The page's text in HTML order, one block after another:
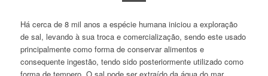
Há cerca de 8 mil anos a espécie humana iniciou a exploração
de sal, levando à sua troca e comercialização, sendo este usado
principalmente como forma de conservar alimentos e
consequente ingestão, tendo sido posteriormente utilizado como